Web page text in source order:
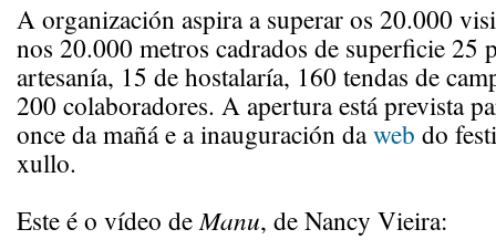
A organización aspira a superar os 20.000
nos 20.000 metros cadrados de superficie 25
artesanía, 15 de hostalaría, 160 tendas de
200 colaboradores. A apertura está prevista
once da mañá e a inauguración daweb do
xullo.
Este é o vídeo deManu, de Nancy Vieira: